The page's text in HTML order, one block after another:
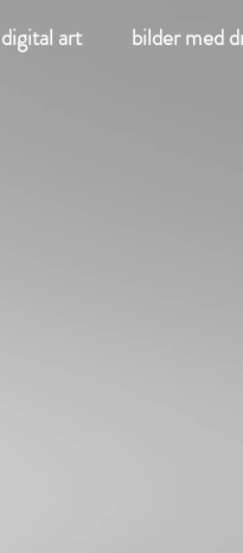
digital art bilder med